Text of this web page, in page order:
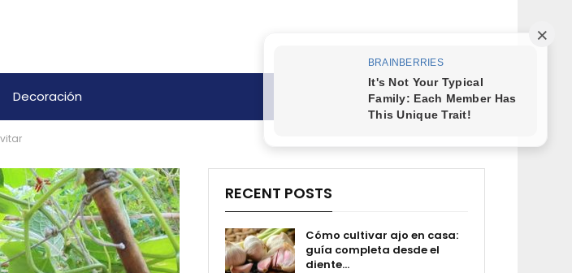
Decoración
RECENT POSTS
Cómo cultivar ajo en casa:
guía completa desde el
diente…